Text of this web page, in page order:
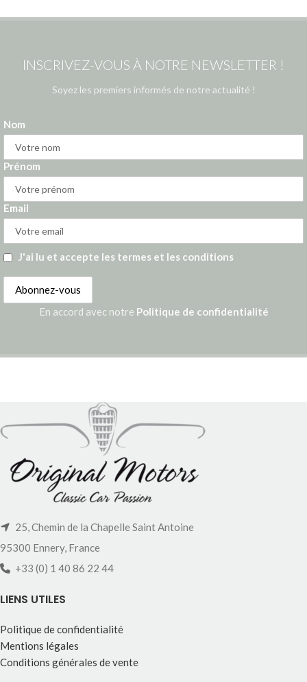
INSCRIVEZ-VOUS À NOTRE NEWSLETTER !
Soyez les premiers informés de notre actualité !
Nom
Prénom
Email
J'ai lu et accepte les termes et les conditions
En accord avec notre Politique de confidentialité
25, Chemin de la Chapelle Saint Antoine
95300 Ennery, France
+33 (0) 1 40 86 22 44
LIENS UTILES
Politique de confidentialité
Mentions légales
Conditions générales de vente